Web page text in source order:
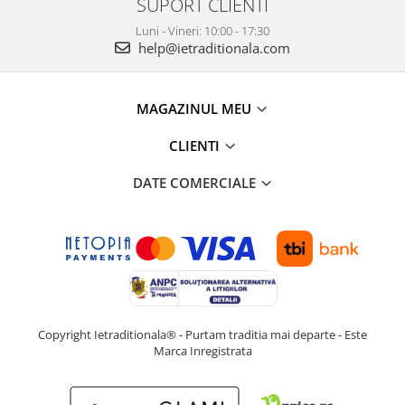
Luni - Vineri: 10:00 - 17:30
help@ietraditionala.com
MAGAZINUL MEU
CLIENTI
DATE COMERCIALE
Copyright Ietraditionala® - Purtam traditia mai departe - Este
Marca Inregistrata